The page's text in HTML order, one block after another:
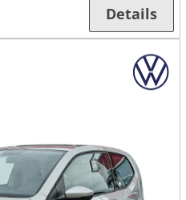
Details